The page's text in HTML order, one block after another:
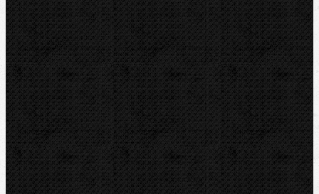
Videoinspekce
Detektory a těsnění
Montážní výbava
Svěráky a pracovní stoly